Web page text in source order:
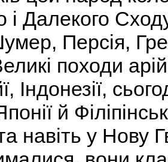
і Далекого
Персія,
походи
Індонезії,
й
навіть у Нову